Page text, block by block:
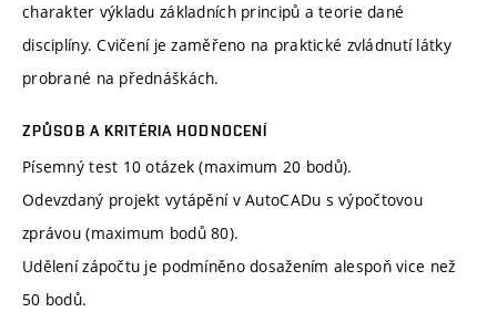
charakter výkladu základních principů a teorie dané
disciplíny. Cvičení je zaměřeno na praktické zvládnutí látky
probrané na přednáškách.
ZPŮSOB A KRITÉRIA HODNOCENÍ
Písemný test 10 otázek (maximum 20 bodů).
Odevzdaný projekt vytápění v AutoCADu s výpočtovou
zprávou (maximum bodů 80).
Udělení zápočtu je podmíněno dosažením alespoň vice než
50 bodů.